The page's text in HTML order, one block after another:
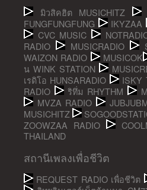
มิวสิคฮิต MUSICHITZ
FUNGFUNGFUNG
IKYZAA
CVC MUSIC
RADIO
MUSICRADIO
WAIZON RADIO
MUSICOK
น WINK STATION
เรดิโอ HUNSARADIO
ISKY
RADIO
ริทึ่ม RHYTHM
MVZA RADIO
MUSICHITZ
ZOOWZAA RADIO
THAILAND
สถานีเพลงเพื่อชีวิต
REQUEST RADIO เพื่อชีวิต